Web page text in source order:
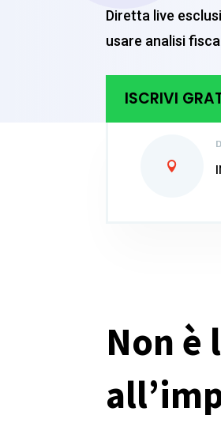
Diretta live
usare analisi
ISCRIVI
Non è